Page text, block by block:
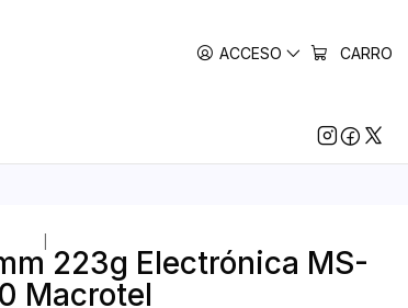
ACCESO CARRO
223g Electrónica MS-
Macrotel